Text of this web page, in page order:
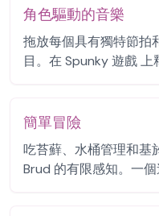
角色驅動的音樂
拖放每個具有獨特節拍
目。在 Spunky 遊戲 上
簡單冒險
吃苔蘚、水桶管理和基
Brud 的有限感知。一個